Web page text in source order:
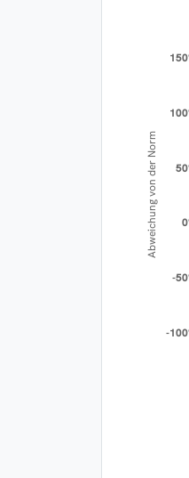
Abweichung von der Norm
--
--